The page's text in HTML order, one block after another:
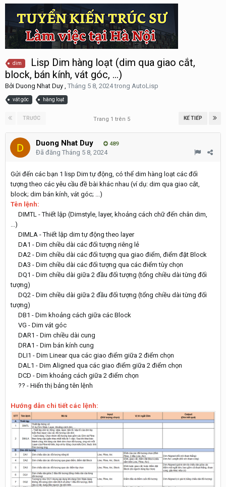
dim
Lisp Dim hàng loạt (dim qua giao cắt,
block, bán kính, vát góc, ...)
Bởi Duong Nhat Duy , Tháng 5 8, 2024trong AutoLisp
vát góc hàng loạt
TRƯỚC KẾ TIẾP
Trang 1 trên 5
Duong Nhat Duy 489
Đã đăng Tháng 5 8, 2024
Gửi đến các bạn 1 lisp Dim tự động, có thể dim hàng loạt các đối
tượng theo các yêu cầu đề bài khác nhau (ví dụ: dim qua giao cắt,
block; dim bán kính, vát góc; ...)
Tên lệnh:
DIMTL - Thiết lập (Dimstyle, layer, khoảng cách chữ đến chân dim,
...)
DIMLA - Thiết lập dim tự động theo layer
DA1 - Dim chiều dài các đối tượng riêng lẻ
DA2 - Dim chiều dài các đối tượng qua giao điểm, điểm đặt Block
DA3 - Dim chiều dài các đối tượng qua các điểm tùy chọn
DQ1 - Dim chiều dài giữa 2 đầu đối tượng (tổng chiều dài từng đối
tượng)
DQ2 - Dim chiều dài giữa 2 đầu đối tượng (tổng chiều dài từng đối
tượng)
DB1 - Dim khoảng cách giữa các Block
VG - Dim vát góc
DAR1 - Dim chiều dài cung
DRA1 - Dim bán kính cung
DLI1 - Dim Linear qua các giao điểm giữa 2 điểm chọn
DAL1 - Dim Aligned qua các giao điểm giữa 2 điểm chọn
DCD - Dim khoảng cách giữa 2 điểm chọn
?? - Hiển thị bảng tên lệnh
Hướng dẫn chi tiết các lệnh: